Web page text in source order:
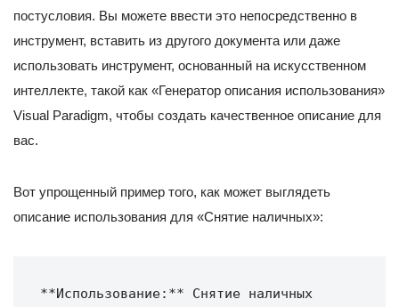
постусловия. Вы можете ввести это непосредственно в
инструмент, вставить из другого документа или даже
использовать инструмент, основанный на искусственном
интеллекте, такой как «Генератор описания использования»
Visual Paradigm, чтобы создать качественное описание для
вас.
Вот упрощенный пример того, как может выглядеть
описание использования для «Снятие наличных»:
**Использование:** Снятие наличных